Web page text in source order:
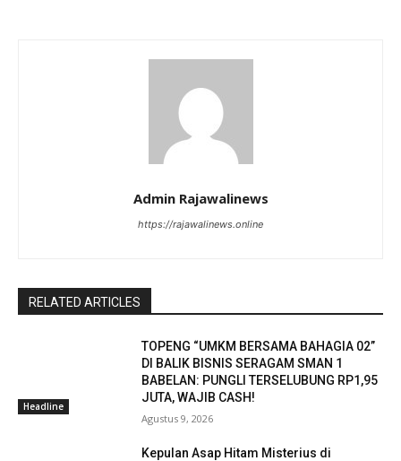
Admin Rajawalinews
https://rajawalinews.online
RELATED ARTICLES
Headline
TOPENG “UMKM BERSAMA BAHAGIA 02”
DI BALIK BISNIS SERAGAM SMAN 1
BABELAN: PUNGLI TERSELUBUNG RP1,95
JUTA, WAJIB CASH!
Agustus 9, 2026
Kepulan Asap Hitam Misterius di